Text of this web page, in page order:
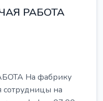
РАБОТА
На фабрику
на